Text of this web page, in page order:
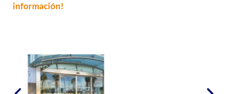
información!